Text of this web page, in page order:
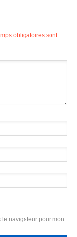
obligatoires sont
le navigateur pour mon